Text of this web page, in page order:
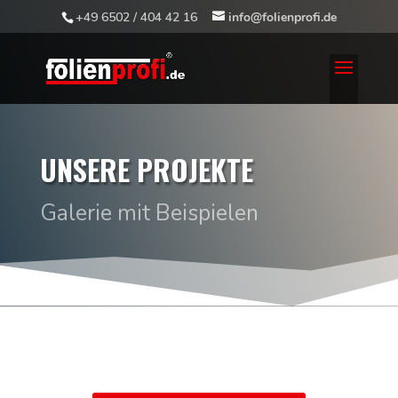
+49 6502 / 404 42 16 info@folienprofi.de
UNSERE PROJEKTE
Galerie mit Beispielen